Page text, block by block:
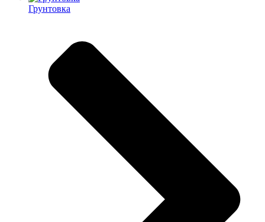
Грунтовка